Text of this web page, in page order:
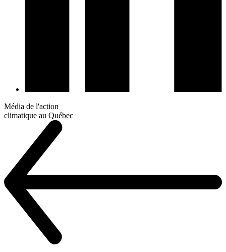
Média de l'action
climatique au Québec